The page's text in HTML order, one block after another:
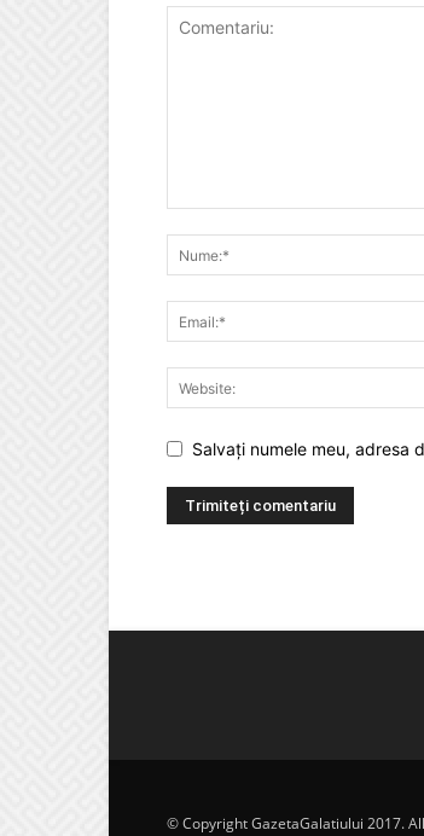
Salvați numele meu, adresa
© Copyright GazetaGalatiului 2017.